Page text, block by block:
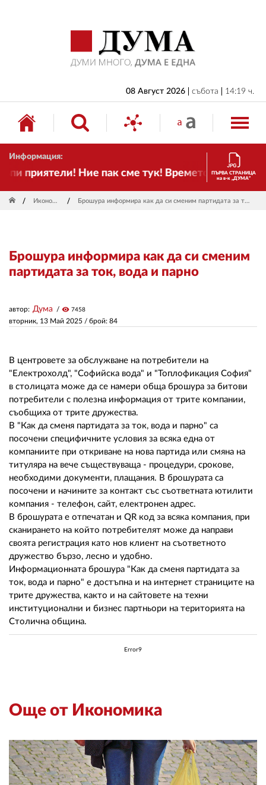
08 Август 2026 събота 14:19 ч.
Информация:
приятели! Ние пак сме тук! Времето се променя
ПЪРВА СТРАНИЦА
на в-к „ДУМА“
Икономика Брошура информира как да си сменим партидата за ток, вода и парно
Брошура информира как да си сменим
партидата за ток, вода и парно
вторник, 13 Май 2025 / брой: 84
автор: Дума visibility 7458
В центровете за обслужване на потребители на
"Електрохолд", "Софийска вода" и "Топлофикация София"
в столицата може да се намери обща брошура за битови
потребители с полезна информация от трите компании,
съобщиха от трите дружества.
В "Как да сменя партидата за ток, вода и парно" са
посочени специфичните условия за всяка една от
компаниите при откриване на нова партида или смяна на
титуляра на вече съществуваща - процедури, срокове,
необходими документи, плащания. В брошурата са
посочени и начините за контакт със съответната ютилити
компания - телефон, сайт, електронен адрес.
В брошурата е отпечатан и QR код за всяка компания, при
сканирането на който потребителят може да направи
своята регистрация като нов клиент на съответното
дружество бързо, лесно и удобно.
Информационната брошура "Как да сменя партидата за
ток, вода и парно" е достъпна и на интернет страниците на
трите дружества, както и на сайтовете на техни
институционални и бизнес партньори на територията на
Столична община.
Error9
Още от Икономика
БЪЛГАРИЯ
ИКОНОМИКА
ИЗБОРИ
СВЯТ
ДРУГИ
АВТОРИ
КОНТАКТИ
РЕКЛАМА
АБОНАМЕНТ
УСЛОВИЯ ЗА ПОЛЗВАНЕ
ПОЛИТИКА ЗА БИСКВИТКИТЕ
02 975 20 35